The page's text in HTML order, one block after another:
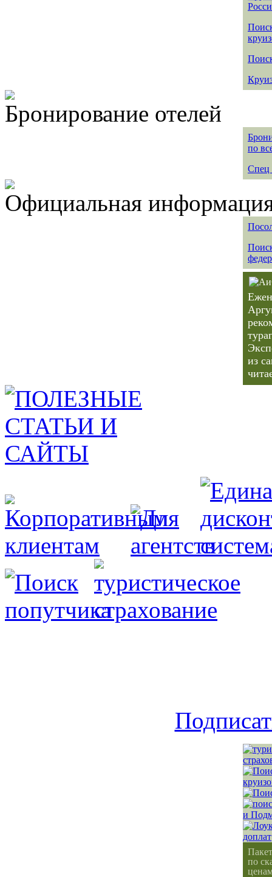
Бронирование отелей
по
Спец
Официальная
из
по